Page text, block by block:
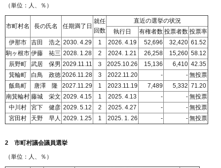
（単位：人、％）
市町村名 長の氏名 任期満了日
就任
回数
直近の選挙の状況
執行日
有権者数 投票者数 投票率
伊那市
吉田 浩之 2030. 4.29 1 2026. 4.19 52,696 32,420 61.52
駒ヶ根市 伊藤 祐三 2028. 1.28 2 2024. 1.21 26,258 15,260 58.12
辰野町
武居 保男 2029.11.11 ３ 2025.10.26 15,136 6,410 42.35
箕輪町
白鳥 政徳 2026.11.28 3 2022.11.20 - - 無投票
飯島町
唐澤 隆 2027.11.29 1 2023.11.19 7,489 5,332 71.20
南箕輪村 藤城 栄文 2029. 4.15 1 2025. 4.13 - - 無投票
中川村
宮下 健彦 2029. 5.12 2 2025. 4.27 - - 無投票
宮田村
天野 早人 2029. 1.25 1 2025. 1. 26 - - 無投票
2 市町村議会議員選挙
（単位：人、％）